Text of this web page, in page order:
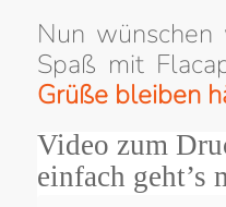
Nun
Spaß mit
Grüße bleiben
Video zum
einfach geht’s